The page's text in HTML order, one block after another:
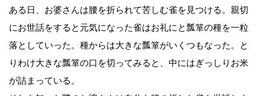
ある日、お婆さんは腰を折られて苦しむ雀を見つける。親切
にお世話をすると元気になった雀はお礼にと瓢箪の種を一粒
落としていった。種からは大きな瓢箪がいくつもなった。と
りわけ大きな瓢箪の口を切ってみると、中にはぎっしりお米
が詰まっている。